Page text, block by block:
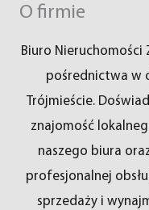
O firmie
Biuro Nieruchomości
pośrednictwa w
Trójmieście.
znajomość
naszego biura
profesjonalnej
sprzedaży i